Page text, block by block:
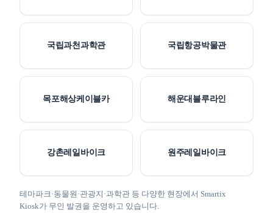
국립과천과학관 국립항공박물관
목포해상케이블카 해운대블루라인
강촌레일바이크 원주레일바이크
테마파크·동물원·관광지·과학관 등 다양한 현장에서 Smartix
Kiosk가 무인 발권을 운영하고 있습니다.